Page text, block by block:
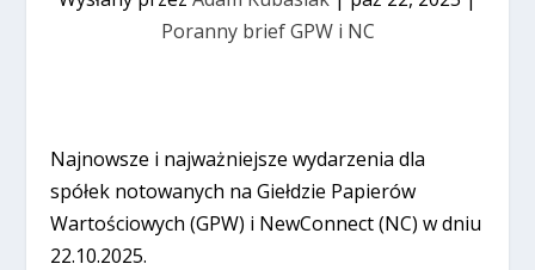
Poranny brief GPW i NC
Najnowsze i najważniejsze wydarzenia dla
spółek notowanych na Giełdzie Papierów
Wartościowych (GPW) i NewConnect (NC) w dniu
22.10.2025.